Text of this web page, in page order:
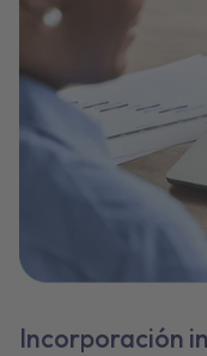
Incorporación